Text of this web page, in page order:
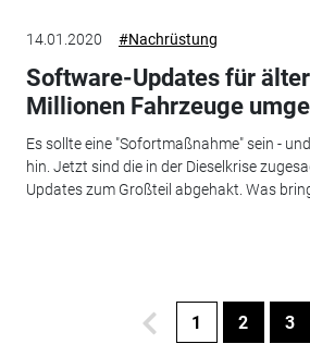
14.01.2020 #Nachrüstung
Software-Updates für
Millionen Fahrzeuge
Es sollte eine "Sofortmaßnahme" sein -
hin. Jetzt sind die in der Dieselkrise
Updates zum Großteil abgehakt. Was
1 2 3